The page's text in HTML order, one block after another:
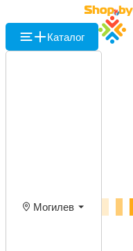
Каталог
Могилев